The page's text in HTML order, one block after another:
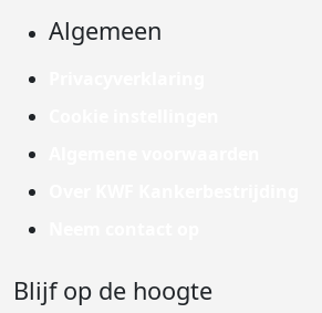
Algemeen
Blijf op de hoogte